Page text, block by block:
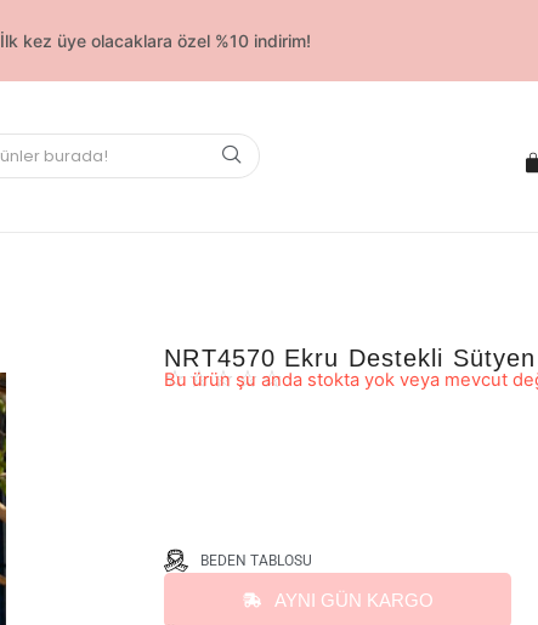
İlk kez üye olacaklara özel %10 indirim!
NRT4570 Ekru Destekli Sütyen
☆☆☆☆☆
Bu ürün şu anda stokta yok veya mevcut
BEDEN TABLOSU
AYNI GÜN KARGO